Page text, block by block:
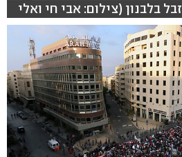
hlsjs-lite: Network error
בלבנון (צילום: אבי חי ואלי